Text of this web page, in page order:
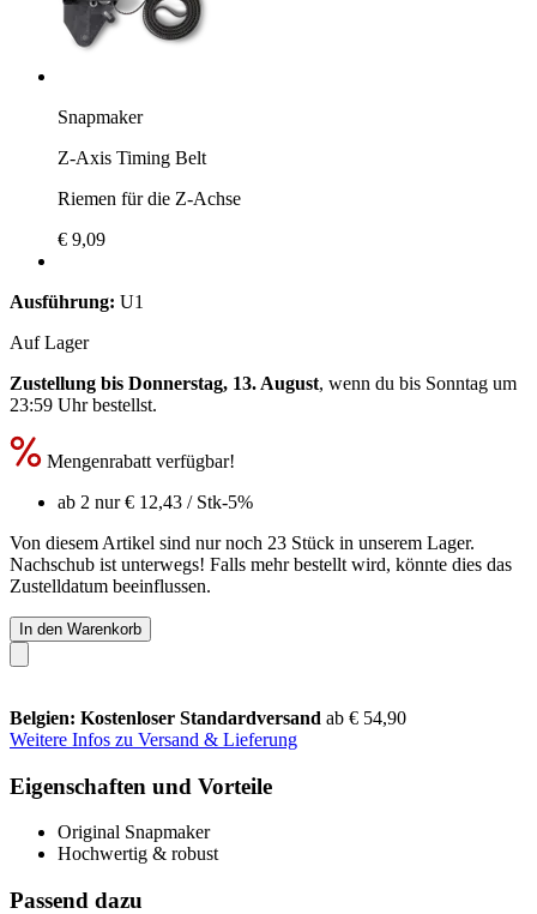
Snapmaker
Z-Axis Timing Belt
Riemen für die Z-Achse
€ 9,09
Ausführung: U1
Auf Lager
Zustellung bis Donnerstag, 13. August, wenn du bis Sonntag um
23:59 Uhrbestellst.
Mengenrabatt verfügbar!
ab 2 nur€ 12,43 / Stk-5%
Von diesem Artikel sind nur noch 23 Stück in unserem Lager.
Nachschub ist unterwegs! Falls mehr bestellt wird, könnte dies das
Zustelldatum beeinflussen.
In den Warenkorb
Belgien: Kostenloser Standardversand ab € 54,90
Weitere Infos zu Versand & Lieferung
Eigenschaften und Vorteile
Original Snapmaker
Hochwertig & robust
Passend dazu